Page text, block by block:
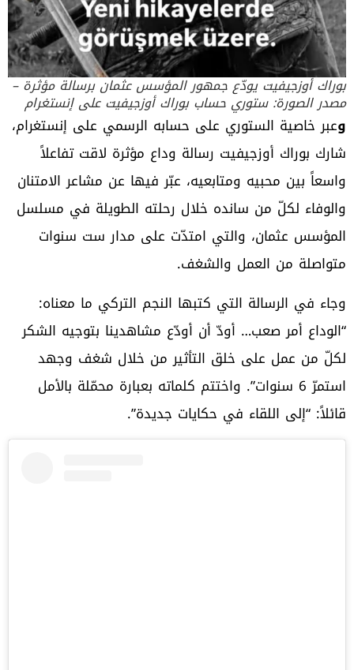
بوراك أوزجيفيت يودّع جمهور المؤسس عثمان برسالة مؤثرة –
مصدر الصورة: ستوري حساب بوراك أوزجيفيت على إنستغرام
وعبر خاصية الستوري على حسابه الرسمي على إنستغرام،
شارك بوراك أوزجيفيت رسالة وداع مؤثرة لاقت تفاعلاً
واسعاً بين محبيه ومتابعيه، عبّر فيها عن مشاعر الامتنان
والوفاء لكلّ من سانده خلال رحلته الطويلة في مسلسل
المؤسس عثمان، والتي امتدّت على مدار ست سنوات
متواصلة من العمل والشغف.
وجاء في الرسالة التي كتبها النجم التركي ما معناه:
“الوداع أمر صعب… أودّ أن أودّع مشاهدينا بتوجيه الشكر
لكلّ من عمل على خلق التأثير من خلال شغف وجهد
استمرّ 6 سنوات”. واختتم كلماته بعبارة محمّلة بالأمل
قائلاً: “إلى اللقاء في حكايات جديدة”.